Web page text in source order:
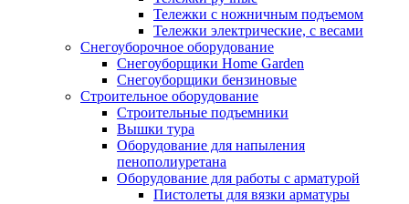
Тележки с ножничным подъемом
Тележки электрические, с весами
Снегоуборочное оборудование
Снегоуборщики Home Garden
Снегоуборщики бензиновые
Строительное оборудование
Cтроительные подъемники
Вышки тура
Оборудование для напыления
пенополиуретана
Оборудование для работы с арматурой
Пистолеты для вязки арматуры